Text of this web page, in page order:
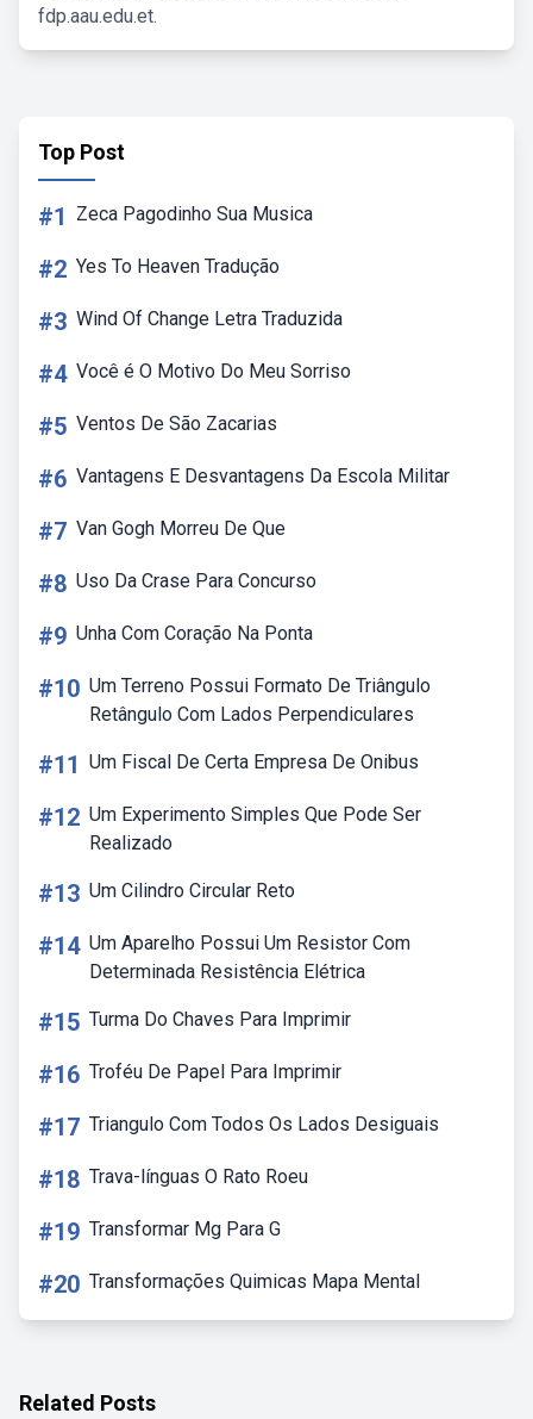
fdp.aau.edu.et.
Top Post
#1 Zeca Pagodinho Sua Musica
#2 Yes To Heaven Tradução
#3 Wind Of Change Letra Traduzida
#4 Você é O Motivo Do Meu Sorriso
#5 Ventos De São Zacarias
#6 Vantagens E Desvantagens Da Escola Militar
#7 Van Gogh Morreu De Que
#8 Uso Da Crase Para Concurso
#9 Unha Com Coração Na Ponta
#10 Um Terreno Possui Formato De Triângulo
Retângulo Com Lados Perpendiculares
#11 Um Fiscal De Certa Empresa De Onibus
#12 Um Experimento Simples Que Pode Ser
Realizado
#13 Um Cilindro Circular Reto
#14 Um Aparelho Possui Um Resistor Com
Determinada Resistência Elétrica
#15 Turma Do Chaves Para Imprimir
#16 Troféu De Papel Para Imprimir
#17 Triangulo Com Todos Os Lados Desiguais
#18 Trava-línguas O Rato Roeu
#19 Transformar Mg Para G
#20 Transformações Quimicas Mapa Mental
Related Posts